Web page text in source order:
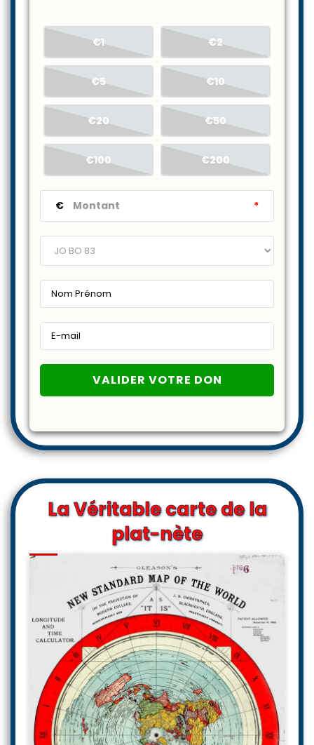
€1 €2
€5 €10
€20 €50
€100 €200
€ *
La Véritable carte de la
plat-nète